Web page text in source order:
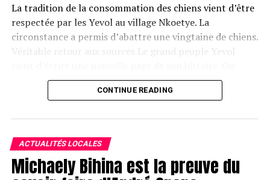
La tradition de la consommation des chiens vient d’être
respectée par les Yevol au village Nkoetye. La
circonstance a permis d’abattre une vingtaine de chiens.
Véritable retour aux sources Le grand peuple Yevol
retiendra surtout ce rituel exécuté au pied du Moabi
présidentiel pour réaffirmer et consolider les liens
Excellence Paul Biya, et les Yevol.
Pour Roger Ongoto Ondoua, fils Yevol, « effectivement
c’est un nouveau cap que les Yevol viennent de franchir.
CONTINUE READING
ACTUALITÉS LOCALES
Michaely Bihina est la preuve du